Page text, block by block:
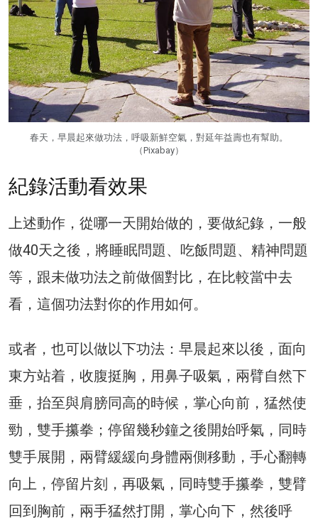
春天，早晨起來做功法，呼吸新鮮空氣，對延年益壽也有幫助。
（Pixabay）
紀錄活動看效果
上述動作，從哪一天開始做的，要做紀錄，一般
做40天之後，將睡眠問題、吃飯問題、精神問題
等，跟未做功法之前做個對比，在比較當中去
看，這個功法對你的作用如何。
或者，也可以做以下功法：早晨起來以後，面向
東方站着，收腹挺胸，用鼻子吸氣，兩臂自然下
垂，抬至與肩膀同高的時候，掌心向前，猛然使
勁，雙手攥拳；停留幾秒鐘之後開始呼氣，同時
雙手展開，兩臂緩緩向身體兩側移動，手心翻轉
向上，停留片刻，再吸氣，同時雙手攥拳，雙臂
回到胸前，兩手猛然打開，掌心向下，然後呼